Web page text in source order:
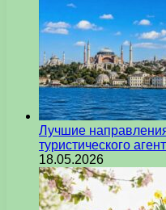
Лучшие
туристического
18.05.2026